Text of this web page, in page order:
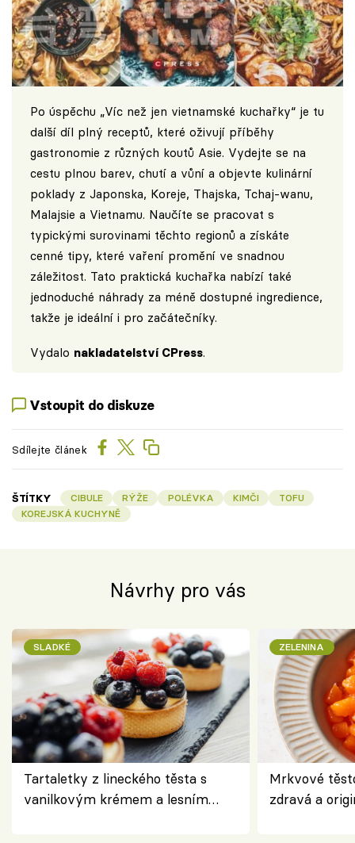
Po úspěchu „Víc než jen vietnamské kuchařky“ je tu
další díl plný receptů, které oživují příběhy
gastronomie z různých koutů Asie. Vydejte se na
cestu plnou barev, chutí a vůní a objevte kulinární
poklady z Japonska, Koreje, Thajska, Tchaj-wanu,
Malajsie a Vietnamu. Naučíte se pracovat s
typickými surovinami těchto regionů a získáte
cenné tipy, které vaření promění ve snadnou
záležitost. Tato praktická kuchařka nabízí také
jednoduché náhrady za méně dostupné ingredience,
takže je ideální i pro začátečníky.
Vydalo nakladatelství CPress.
Vstoupit do diskuze
Sdílejte článek
ŠTÍTKY CIBULE RÝŽE POLÉVKA KIMČI
TOFU
KOREJSKÁ KUCHYNĚ
Návrhy pro vás
SLADKÉ
Tartaletky z lineckého těsta s
vanilkovým krémem a lesním
ZELENINA
Mrkvové
zdravá a